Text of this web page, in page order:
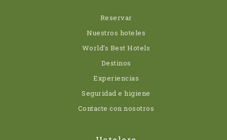
Reservar
Nuestros hoteles
World’s Best Hotels
Destinos
Experiencias
Seguridad e higiene
Contacte con nosotros